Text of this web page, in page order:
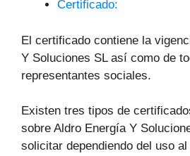
Certificado:
El certificado contiene la
Y Soluciones SL así como de
representantes sociales.
Existen tres tipos de
sobre Aldro Energía Y
solicitar dependiendo del uso